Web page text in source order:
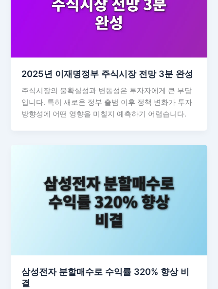
2025년 이재명정부 주식시장 전망 3분 완성
주식시장의 불확실성과 변동성은 투자자에게 큰 부담
입니다. 특히 새로운 정부 출범 이후 정책 변화가 투자
방향성에 어떤 영향을 미칠지 예측하기 어렵습니다.
삼성전자 분할매수로 수익률 320% 향상 비
결